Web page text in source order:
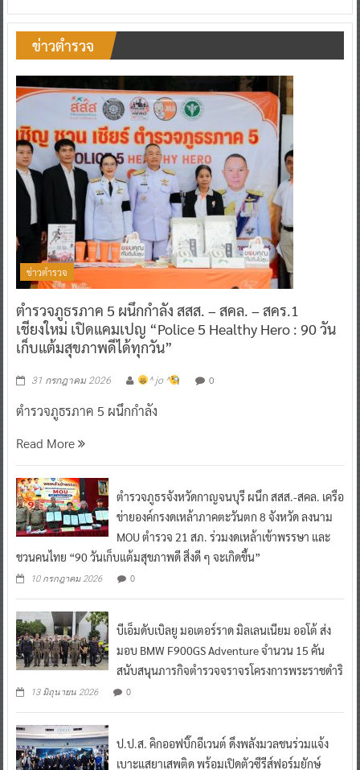
ข่าวตำรวจ
ข่าวตำรวจ
ตำรวจภูธรภาค 5 ผนึกกำลัง สสส. – สคล. – สคร.1
เชียงใหม่ เปิดแคมเปญ “Police 5 Healthy Hero : 90 วัน
เก็บแต้มสุขภาพดีได้ทุกวัน”
31 กรกฎาคม 2026 ^ jo ^ 0
ตำรวจภูธรภาค 5 ผนึกกำลัง
Read More
ตำรวจภูธรจังหวัดกาญจนบุรี ผนึก สสส.-สคล. เครือ
ข่ายองค์กรงดเหล้าภาคตะวันตก 8 จังหวัด ลงนาม
MOU ตำรวจ 21 สภ. ร่วมงดเหล้าเข้าพรรษา และ
ชวนคนไทย “90 วันเก็บแต้มสุขภาพดี สิ่งดี ๆ จะเกิดขึ้น”
10 กรกฎาคม 2026 0
บีเอ็มดับเบิลยู มอเตอร์ราด มิลเลนเนียม ออโต้ ส่ง
มอบ BMW F900GS Adventure จำนวน 15 คัน
สนับสนุนภารกิจตำรวจจราจรโครงการพระราชดำริ
13 มิถุนายน 2026 0
ป.ป.ส. คิกออฟบิ๊กอีเวนต์ ดึงพลังมวลชนร่วมแจ้ง
เบาะแสยาเสพติด พร้อมเปิดตัวซีรีส์ฟอร์มยักษ์